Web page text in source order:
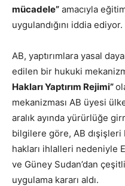
mücadele” amacıyla
uygulandığını iddia ediyor.
AB, yaptırımlara yasal
edilen bir hukuki
Hakları Yaptırım Rejimi”
mekanizması AB üyesi
aralık ayında yürürlüğe
bilgilere göre, AB dışişleri
hakları ihlalleri nedeniyle
ve Güney Sudan’dan
uygulama kararı aldı.